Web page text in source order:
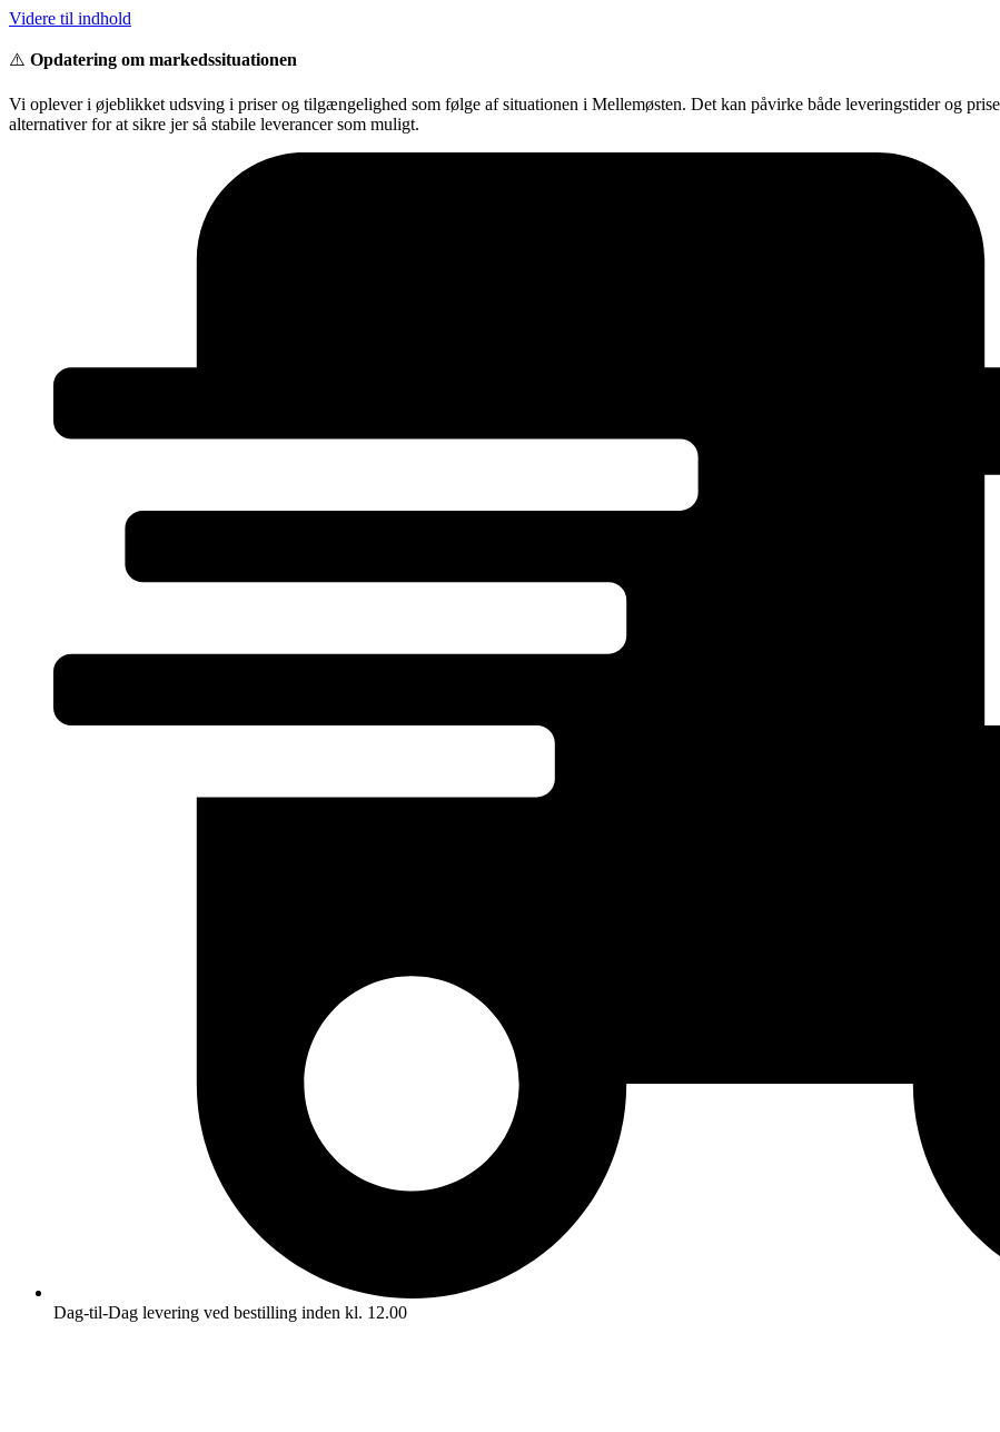
Videre til indhold
⚠️ Opdatering om markedssituationen
Vi oplever i øjeblikket udsving i priser og tilgængelighed som følge af situationen i Mellemøsten. Det kan påvirke både leveringstider og
alternativer for at sikre jer så stabile leverancer som muligt.
Dag-til-Dag levering ved bestilling inden kl. 12.00